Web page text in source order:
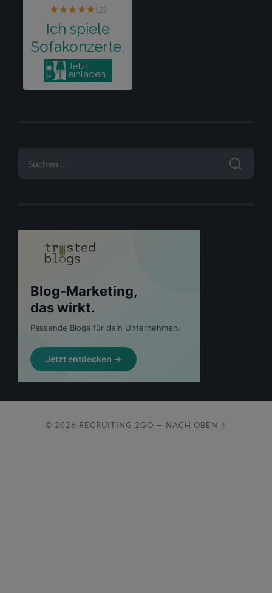
NACH:
© 2026 RECRUITING 2GO — NACH OBEN ↑